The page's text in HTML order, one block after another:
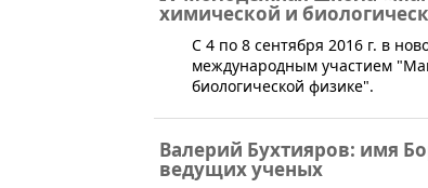
химической и
​С 4 по 8 сентября 2016 г. в
международным участием
биологической физике".
Валерий Бухтияров: имя
ведущих ученых